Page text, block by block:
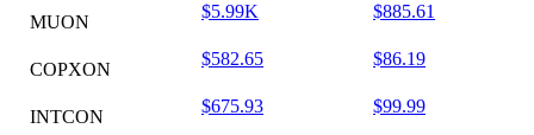
MUON
$5.99K $885.61
COPXON
$582.65 $86.19
INTCON
$675.93 $99.99